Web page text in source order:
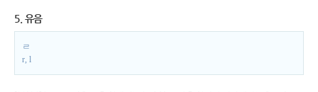
5. 유음
ㄹ
r, l